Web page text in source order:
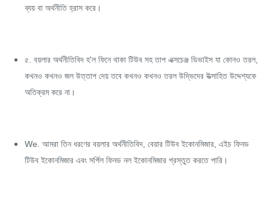
ব্যয় বা অর্থনীতি হ্রাস করে।
৫. বয়লার অর্থনীতিবিদ হ'ল ফিনে থাকা টিউব সহ তাপ এক্সচেঞ্জ ডিভাইস যা কোনও তরল,
কখনও কখনও জল উত্তাপ দেয় তবে কখনও কখনও তরল উদ্ভিদের উত্সাহিত উদ্দেশ্যকে
অতিক্রম করে না।
We. আমরা তিন ধরণের বয়লার অর্থনীতিবিদ, বেয়ার টিউব ইকোনমিজার, এইচ ফিনড
টিউব ইকোনমিজার এবং সর্পিল ফিনড নল ইকোনমিজার প্রস্তুত করতে পারি।